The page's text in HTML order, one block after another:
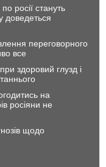
росії стануть
доведеться
переговорного
все
здоровий глузд і
на
росіяни не
щодо